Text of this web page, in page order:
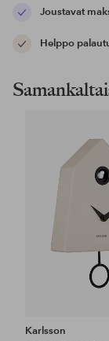
Joustavat
Helppo
Karlsson